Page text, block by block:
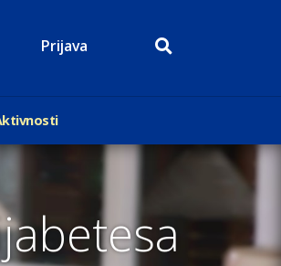
Prijava
o nama
Magazin